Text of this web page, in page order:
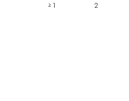
≥ 1 2